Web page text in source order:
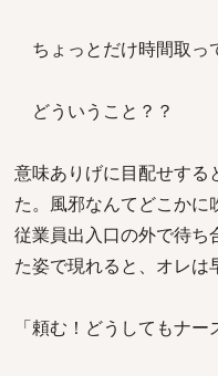
ちょっとだけ時間取っ
どういうこと？？
意味ありげに目配せする
た。風邪なんてどこかに
従業員出入口の外で待ち
た姿で現れると、オレは
「頼む！どうしてもナ